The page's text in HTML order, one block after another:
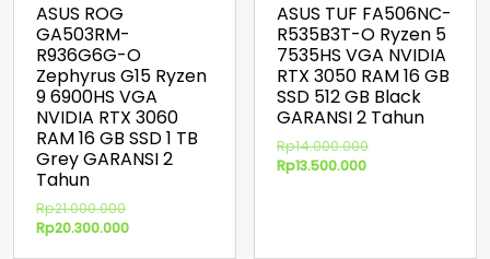
ASUS ROG
GA503RM-
R936G6G-O
Zephyrus G15 Ryzen
9 6900HS VGA
NVIDIA RTX 3060
RAM 16 GB SSD 1 TB
Grey GARANSI 2
Tahun
Rp21.000.000Harga
aslinya
Rp20.300.000Harga
ASUS TUF FA506NC-
R535B3T-O Ryzen 5
7535HS VGA NVIDIA
RTX 3050 RAM 16 GB
SSD 512 GB Black
GARANSI 2 Tahun
Rp14.000.000Harga
Rp13.500.000Harga